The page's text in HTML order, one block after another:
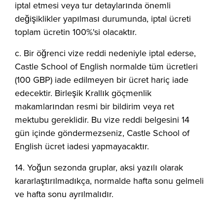
iptal etmesi veya tur detaylarında önemli
değişiklikler yapılması durumunda, iptal ücreti
toplam ücretin 100%'si olacaktır.
c. Bir öğrenci vize reddi nedeniyle iptal ederse,
Castle School of English normalde tüm ücretleri
(100 GBP) iade edilmeyen bir ücret hariç iade
edecektir. Birleşik Krallık göçmenlik
makamlarından resmi bir bildirim veya ret
mektubu gereklidir. Bu vize reddi belgesini 14
gün içinde göndermezseniz, Castle School of
English ücret iadesi yapmayacaktır.
14. Yoğun sezonda gruplar, aksi yazılı olarak
kararlaştırılmadıkça, normalde hafta sonu gelmeli
ve hafta sonu ayrılmalıdır.